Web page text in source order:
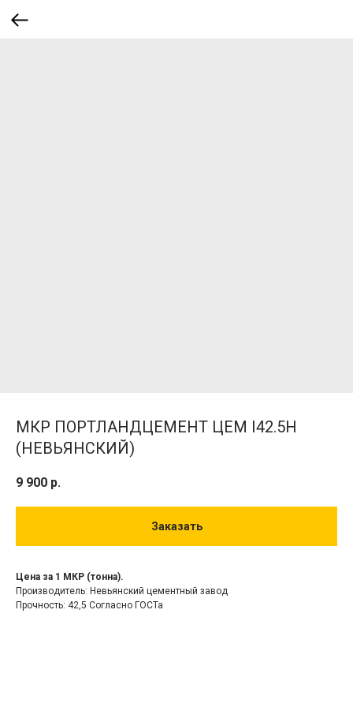
МКР ПОРТЛАНДЦЕМЕНТ ЦЕМ I42.5H
(НЕВЬЯНСКИЙ)
9 900 р.
Заказать
Цена за 1 МКР (тонна).
Производитель: Невьянский цементный завод
Прочность: 42,5 Согласно ГОСТа